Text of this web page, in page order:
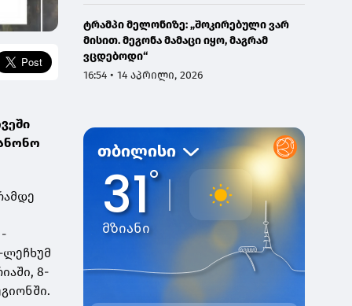
ლეჩხუმ
8-
ტრამპი მელონიზე: „შოკირებული ვარ
მისით. მეგონა მამაცი იყო, მაგრამ
ვცდებოდი“
16:54 • 14 აპრილი, 2026